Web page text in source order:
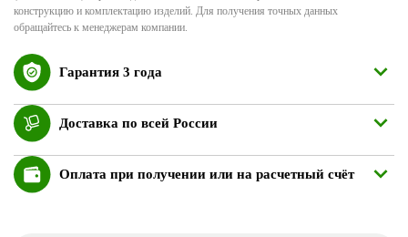
конструкцию и комплектацию изделий. Для получения точных данных
обращайтесь к менеджерам компании.
Гарантия 3 года
Доставка по всей России
Оплата при получении или на расчетный счёт